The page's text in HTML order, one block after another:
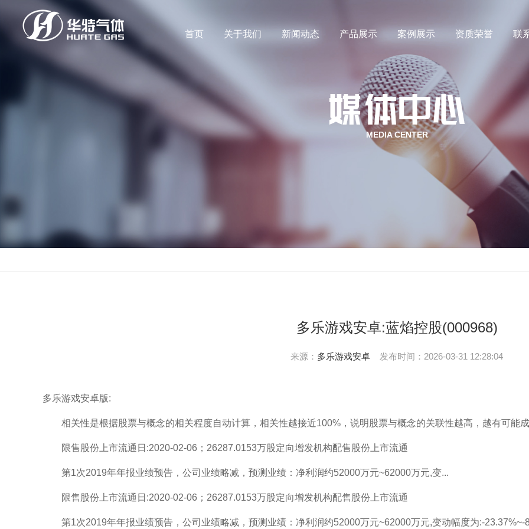
首页 关于我们 新闻动态
媒体动态
产品展示 案例展示 资质荣誉 联
MEDIA CENTER
多乐游戏安卓:蓝焰控股(000968)
来源： 多乐游戏安卓 发布时间：2026-03-31 12:28:04
多乐游戏安卓版:
相关性是根据股票与概念的相关程度自动计算，相关性越接近100%，说明股票与概念的关联性越高，越有可能成
限售股份上市流通日:2020-02-06；26287.0153万股定向增发机构配售股份上市流通
第1次2019年年报业绩预告，公司业绩略减，预测业绩：净利润约52000万元~62000万元,变...
限售股份上市流通日:2020-02-06；26287.0153万股定向增发机构配售股份上市流通
第1次2019年年报业绩预告，公司业绩略减，预测业绩：净利润约52000万元~62000万元,变动幅度为:-23.37%~-